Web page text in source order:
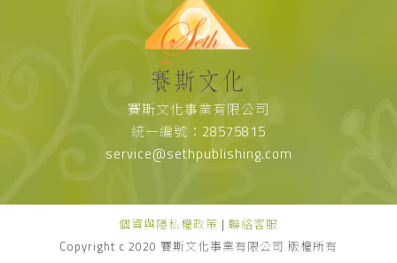
賽斯文化事業有限公司
統一編號：28575815
service@sethpublishing.com
個資與隱私權政策 | 聯絡客服
Copyright c 2020 賽斯文化事業有限公司 版權所有